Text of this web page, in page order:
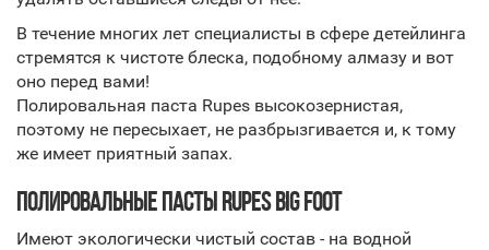
В течение многих лет специалисты в сфере детейлинга
стремятся к чистоте блеска, подобному алмазу и вот
оно перед вами!
Полировальная паста Rupes высокозернистая,
поэтому не пересыхает, не разбрызгивается и, к тому
же имеет приятный запах.
ПОЛИРОВАЛЬНЫЕ ПАСТЫ RUPES BIG FOOT
Имеют экологически чистый состав - на водной